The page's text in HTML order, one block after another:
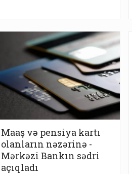
Maaş və pensiya kartı
olanların nəzərinə -
Mərkəzi Bankın sədri
açıqladı